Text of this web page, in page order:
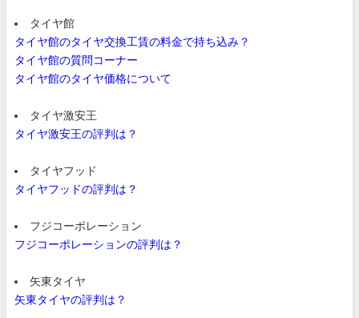
タイヤ館
タイヤ館のタイヤ交換工賃の料金で持ち込み？
タイヤ館の質問コーナー
タイヤ館のタイヤ価格について
タイヤ激安王
タイヤ激安王の評判は？
タイヤフッド
タイヤフッドの評判は？
フジコーポレーション
フジコーポレーションの評判は？
矢東タイヤ
矢東タイヤの評判は？